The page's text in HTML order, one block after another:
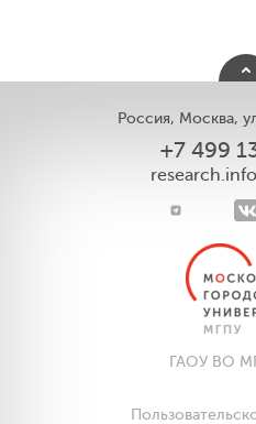
Россия, Москва,
+7 499
ГАОУ ВО